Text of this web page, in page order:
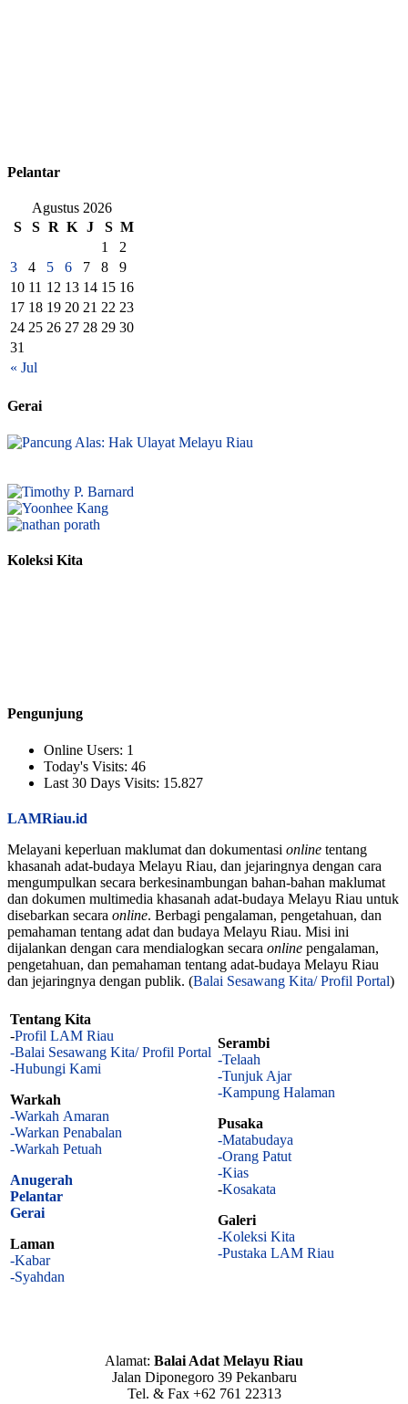
Pelantar
Agustus 2026
S
S R K J S M
« Jul
1
2
3
4 5 6 7 8
9
10 11 12 13 14 15 16
17 18 19 20 21 22 23
24 25 26 27 28 29 30
31
Gerai
Koleksi Kita
Pengunjung
Online Users: 1
Today's Visits: 46
Last 30 Days Visits: 15.827
LAMRiau.id
Melayani keperluan maklumat dan dokumentasi online tentang
khasanah adat-budaya Melayu Riau, dan jejaringnya dengan cara
mengumpulkan secara berkesinambungan bahan-bahan maklumat
dan dokumen multimedia khasanah adat-budaya Melayu Riau untuk
disebarkan secara online. Berbagi pengalaman, pengetahuan, dan
pemahaman tentang adat dan budaya Melayu Riau. Misi ini
dijalankan dengan cara mendialogkan secara online pengalaman,
pengetahuan, dan pemahaman tentang adat-budaya Melayu Riau
dan jejaringnya dengan publik. (Balai Sesawang Kita/ Profil Portal)
Tentang Kita
-Profil LAM Riau
-Balai Sesawang Kita/ Profil Portal
-Hubungi Kami
Warkah
-Warkah Amaran
-Warkan Penabalan
-Warkah Petuah
Anugerah
Pelantar
Gerai
Laman
-Kabar
-Syahdan
Serambi
-Telaah
-Tunjuk Ajar
-Kampung Halaman
Pusaka
-Matabudaya
-Orang Patut
-Kias
-Kosakata
Galeri
-Koleksi Kita
-Pustaka LAM Riau
Alamat: Balai Adat Melayu Riau
Jalan Diponegoro 39 Pekanbaru
Tel. & Fax +62 761 22313